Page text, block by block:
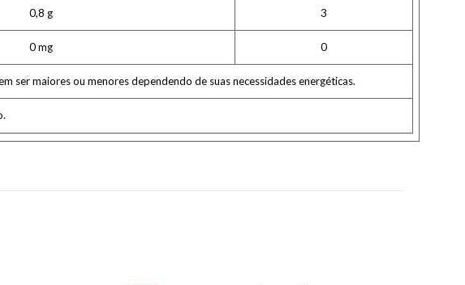
0,8 g 3
0 mg 0
ser maiores ou menores dependendo de suas necessidades energéticas.